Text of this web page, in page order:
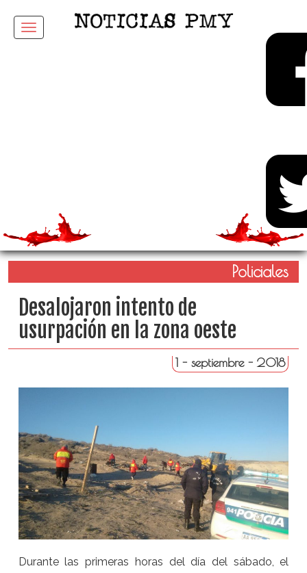
Menu
Policiales
Desalojaron intento de
usurpación en la zona oeste
1 - septiembre - 2018
Durante las primeras horas del día del sábado, el